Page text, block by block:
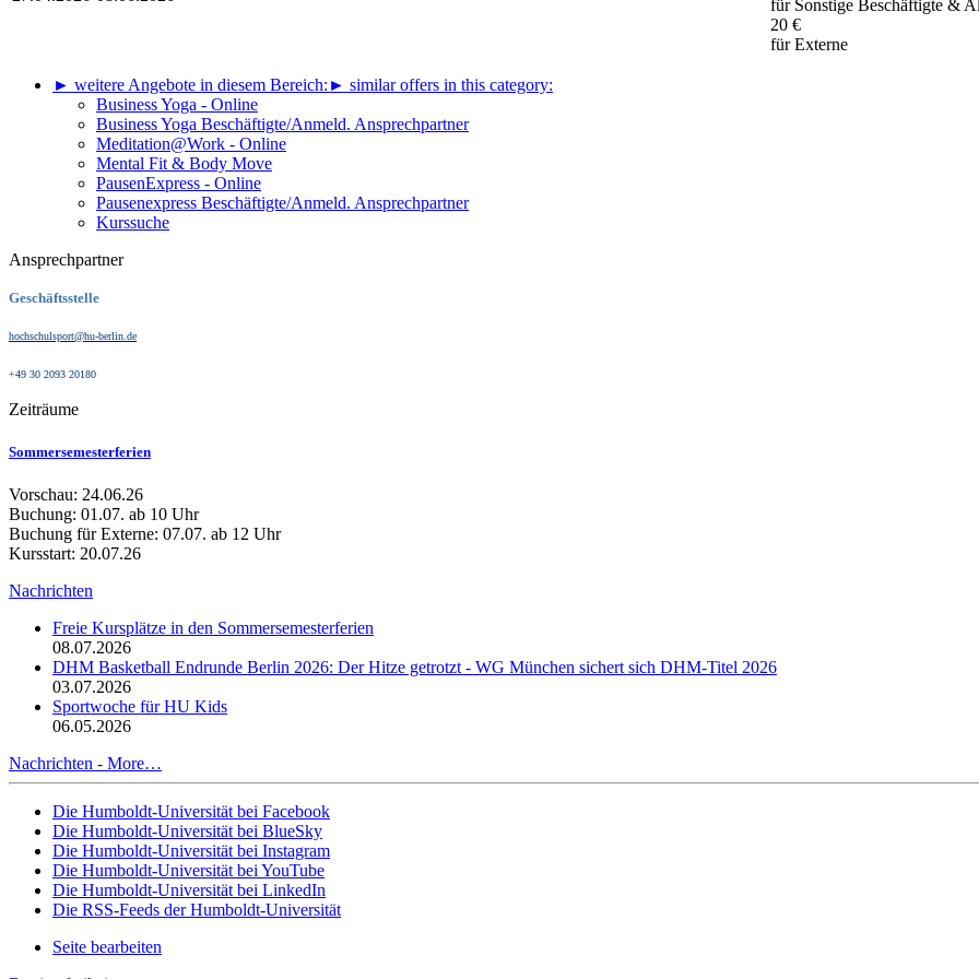
für Sonstige Beschäftigte &
20 €
für Externe
► weitere Angebote in diesem Bereich: ► similar offers in this category:
Business Yoga - Online
Business Yoga Beschäftigte/Anmeld. Ansprechpartner
Meditation@Work - Online
Mental Fit & Body Move
PausenExpress - Online
Pausenexpress Beschäftigte/Anmeld. Ansprechpartner
Kurssuche
Ansprechpartner
Geschäftsstelle
hochschulsport@hu-berlin.de
+49 30 2093 20180
Zeiträume
Sommersemesterferien
Vorschau: 24.06.26
Buchung: 01.07. ab 10 Uhr
Buchung für Externe: 07.07. ab 12 Uhr
Kursstart: 20.07.26
Nachrichten
Freie Kursplätze in den Sommersemesterferien
08.07.2026
DHM Basketball Endrunde Berlin 2026: Der Hitze getrotzt - WG München sichert sich DHM-Titel 2026
03.07.2026
Sportwoche für HU Kids
06.05.2026
Nachrichten - More…
Die Humboldt-Universität bei Facebook
Die Humboldt-Universität bei BlueSky
Die Humboldt-Universität bei Instagram
Die Humboldt-Universität bei YouTube
Die Humboldt-Universität bei LinkedIn
Die RSS-Feeds der Humboldt-Universität
Seite bearbeiten